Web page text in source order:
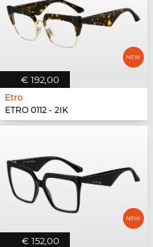
€ 192,00
Etro
ETRO 0112 - 2IK
€ 152,00